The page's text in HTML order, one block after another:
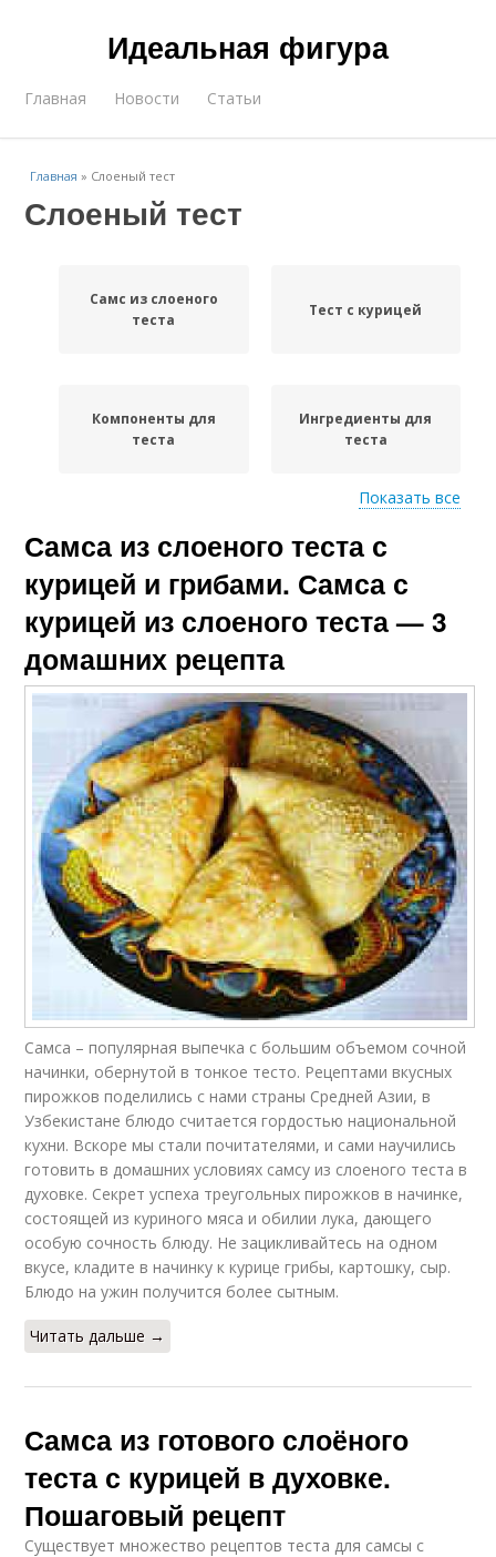
Идеальная фигура
Главная Новости Статьи
Главная » Слоеный тест
Слоеный тест
Самс из слоеного
теста
Тест с курицей
Компоненты для
теста
Ингредиенты для
теста
Сыр из зеленого теста Тест с картошкой
Тест в домашних
условиях
Самс из домашнего
теста
Тест с фаршем
Тест с сыром Тест с говядиной
Тест в духовке Тест с мясом
Тест с грибами
Картошка из слоеного
теста
Самс на кефирном
тесте
Тест с куриным мясом
Курник из слоеного
теста
Показать все
Самса из слоеного теста с
курицей и грибами. Самса с
курицей из слоеного теста — 3
домашних рецепта
Самса – популярная выпечка с большим объемом сочной
начинки, обернутой в тонкое тесто. Рецептами вкусных
пирожков поделились с нами страны Средней Азии, в
Узбекистане блюдо считается гордостью национальной
кухни. Вскоре мы стали почитателями, и сами научились
готовить в домашних условиях самсу из слоеного теста в
духовке. Секрет успеха треугольных пирожков в начинке,
состоящей из куриного мяса и обилии лука, дающего
особую сочность блюду. Не зацикливайтесь на одном
вкусе, кладите в начинку к курице грибы, картошку, сыр.
Блюдо на ужин получится более сытным.
Читать дальше →
Самса из готового слоёного
теста с курицей в духовке.
Пошаговый рецепт
Существует множество рецептов теста для самсы с